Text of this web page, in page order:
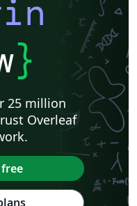
}
25 million
Overleaf